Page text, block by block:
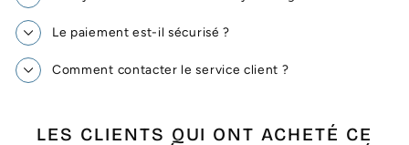
Le paiement est-il sécurisé ?
Comment contacter le service client ?
LES CLIENTS QUI ONT ACHETÉ CE